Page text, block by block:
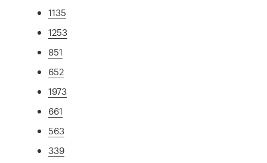
1135
1253
851
652
1973
661
563
339